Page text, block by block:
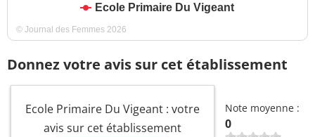
Ecole Primaire Du Vigeant
© Journal des Femmes 2026
Donnez votre avis sur cet établissement
Ecole Primaire Du Vigeant : votre
avis sur cet établissement
Note moyenne :
0